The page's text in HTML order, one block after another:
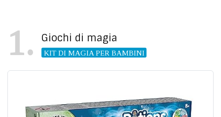
1 Giochi di magia
KIT DI MAGIA PER BAMBINI